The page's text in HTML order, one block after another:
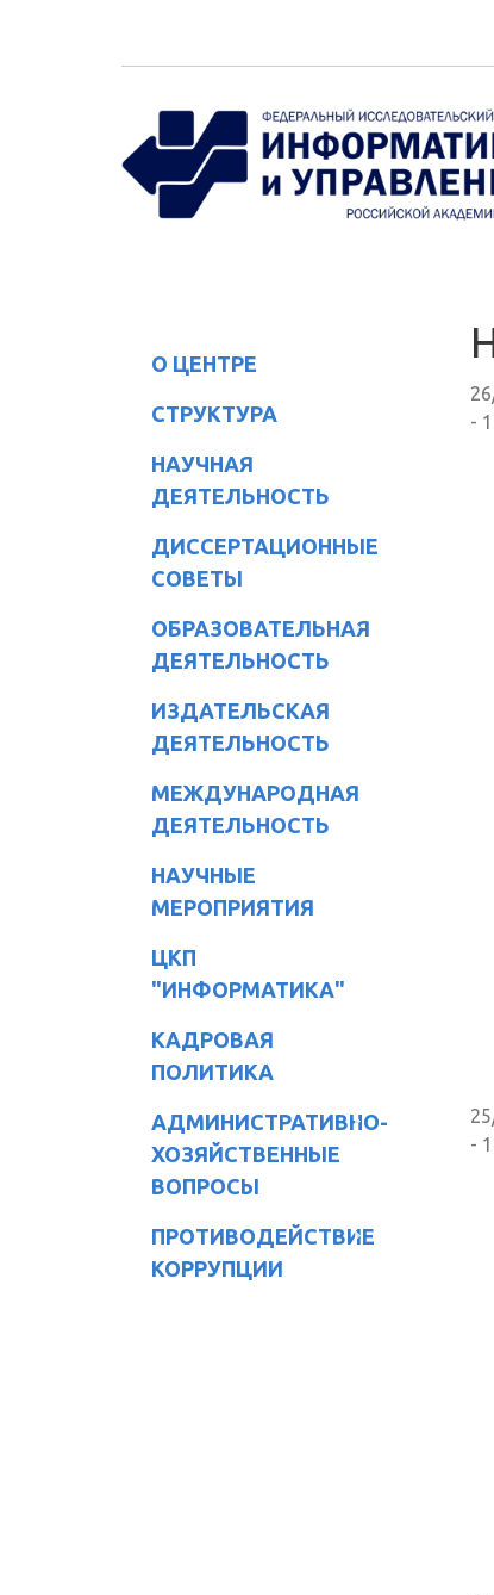
О ЦЕНТРЕ
СТРУКТУРА
НАУЧНАЯ
ДЕЯТЕЛЬНОСТЬ
ДИССЕРТАЦИОННЫЕ
СОВЕТЫ
ОБРАЗОВАТЕЛЬНАЯ
ДЕЯТЕЛЬНОСТЬ
ИЗДАТЕЛЬСКАЯ
ДЕЯТЕЛЬНОСТЬ
МЕЖДУНАРОДНАЯ
ДЕЯТЕЛЬНОСТЬ
НАУЧНЫЕ
МЕРОПРИЯТИЯ
ЦКП
"ИНФОРМАТИКА"
КАДРОВАЯ
ПОЛИТИКА
АДМИНИСТРАТИВНО-
ХОЗЯЙСТВЕННЫЕ
ВОПРОСЫ
ПРОТИВОДЕЙСТВИЕ
КОРРУПЦИИ
-
-